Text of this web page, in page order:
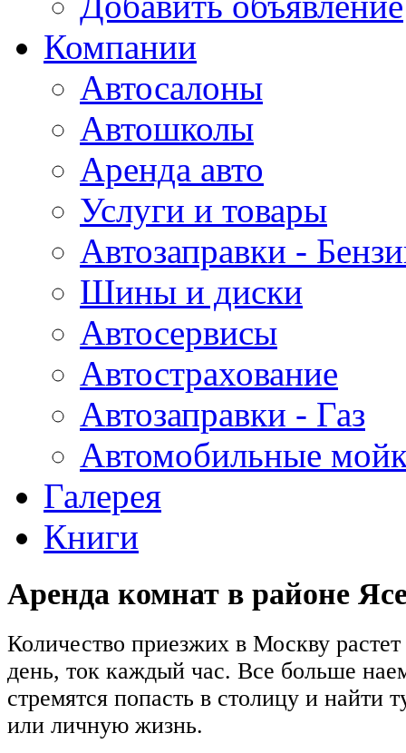
Компании
Автосалоны
Автошколы
Аренда авто
Услуги и товары
Автозаправки -
Шины и диски
Автосервисы
Автострахование
Автозаправки - Газ
Автомобильные
Галерея
Книги
Аренда комнат в районе
Количество приезжих в Москву
день, ток каждый час. Все больше
стремятся попасть в столицу и найти
или личную жизнь.